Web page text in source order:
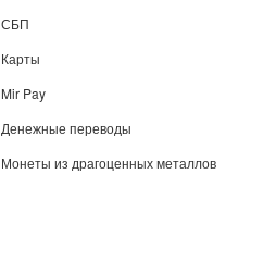
СБП
Карты
Mir Pay
Денежные переводы
Монеты из драгоценных металлов